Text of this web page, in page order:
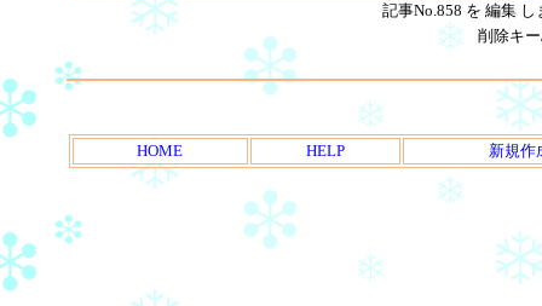
記事No.858 を 編集
削除キ
HOME HELP 新規作